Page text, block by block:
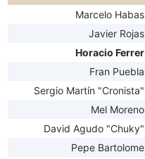
Marcelo Habas
Javier Rojas
Horacio Ferrer
Fran Puebla
Sergio Martín "Cronista"
Mel Moreno
David Agudo "Chuky"
Pepe Bartolome